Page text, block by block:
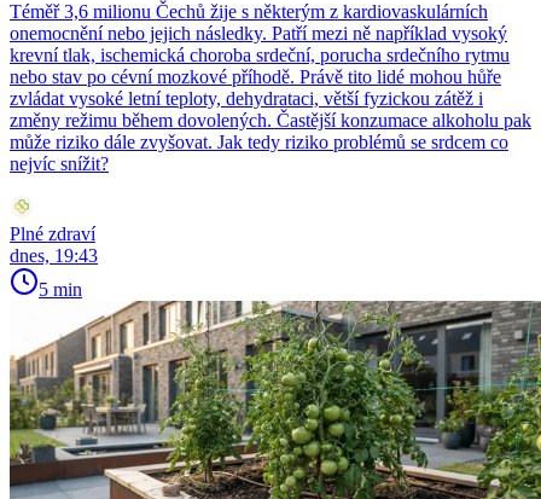
Téměř 3,6 milionu Čechů žije s některým z kardiovaskulárních
onemocnění nebo jejich následky. Patří mezi ně například vysoký
krevní tlak, ischemická choroba srdeční, porucha srdečního rytmu
nebo stav po cévní mozkové příhodě. Právě tito lidé mohou hůře
zvládat vysoké letní teploty, dehydrataci, větší fyzickou zátěž i
změny režimu během dovolených. Častější konzumace alkoholu pak
může riziko dále zvyšovat. Jak tedy riziko problémů se srdcem co
nejvíc snížit?
Plné zdraví
dnes, 19:43
5 min